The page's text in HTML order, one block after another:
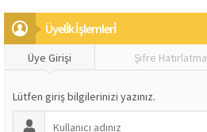
Üyeli̇k İşlemleri̇
Üye Girişi Şifre Hatırlatma
Lütfen giriş bilgilerinizi yazınız.